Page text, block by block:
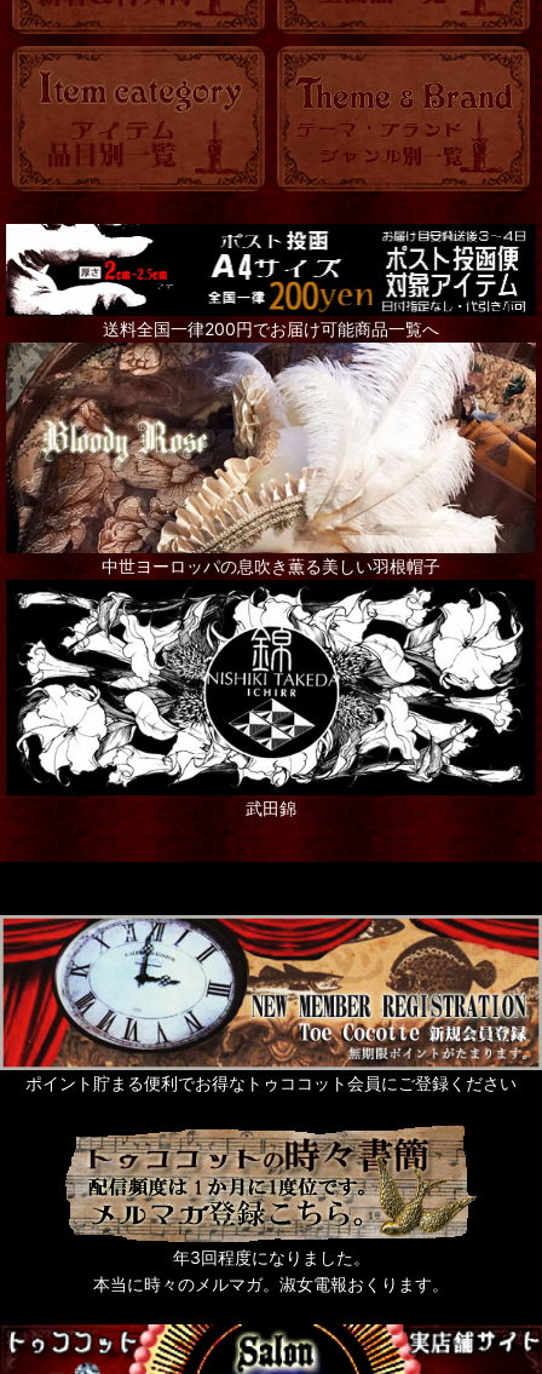
送料全国一律200円でお届け可能商品一覧へ
中世ヨーロッパの息吹き薫る美しい羽根帽子
武田錦
ポイント貯まる便利でお得なトゥココット会員にご登録ください
年3回程度になりました。
本当に時々のメルマガ。淑女電報おくります。